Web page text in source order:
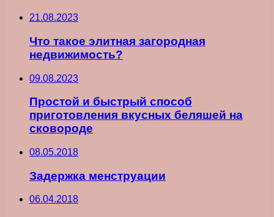
21.08.2023
Что такое элитная загородная
недвижимость?
09.08.2023
Простой и быстрый способ
приготовления вкусных беляшей на
сковороде
08.05.2018
Задержка менструации
06.04.2018